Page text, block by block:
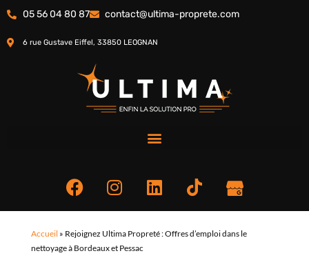
05 56 04 80 87 contact@ultima-proprete.com
6 rue Gustave Eiffel, 33850 LEOGNAN
Accueil » Rejoignez Ultima Propreté : Offres d’emploi dans le
nettoyage à Bordeaux et Pessac